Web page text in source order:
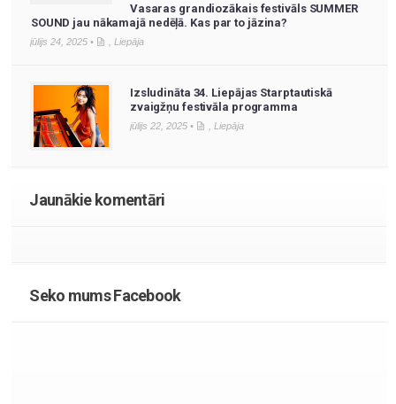
Vasaras grandiozākais festivāls SUMMER
SOUND jau nākamajā nedēļā. Kas par to jāzina?
jūlijs 24, 2025 • Liepāja
Izsludināta 34. Liepājas Starptautiskā
zvaigžņu festivāla programma
jūlijs 22, 2025 • Liepāja
Jaunākie komentāri
Seko mums Facebook